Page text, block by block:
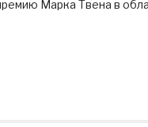
Марка Твена в